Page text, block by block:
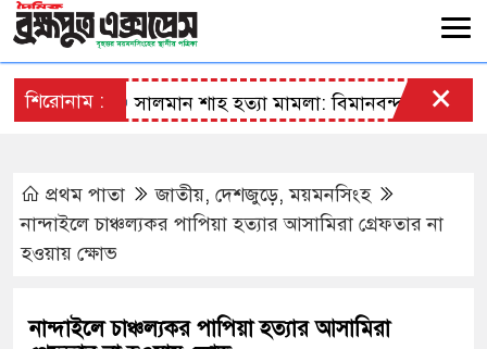
শিরোনাম :সালমান শাহ হত্যা মামলা: বিমানবন্দর থেকে অভিনেতা
×
প্রথম পাতা জাতীয়, দেশজুড়ে,ময়মনসিংহ
নান্দাইলে চাঞ্চল্যকর পাপিয়া হত্যার আসামিরা গ্রেফতার না
হওয়ায় ক্ষোভ
নান্দাইলে চাঞ্চল্যকর পাপিয়া হত্যার আসামিরা